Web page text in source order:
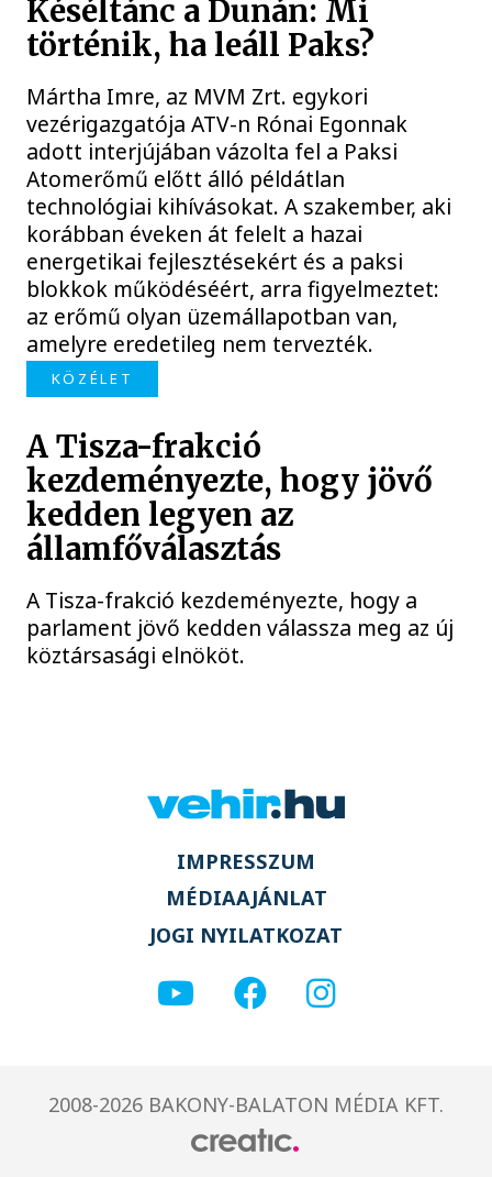
Késéltánc a Dunán: Mi
történik, ha leáll Paks?
Mártha Imre, az MVM Zrt. egykori
vezérigazgatója ATV-n Rónai Egonnak
adott interjújában vázolta fel a Paksi
Atomerőmű előtt álló példátlan
technológiai kihívásokat. A szakember, aki
korábban éveken át felelt a hazai
energetikai fejlesztésekért és a paksi
blokkok működéséért, arra figyelmeztet:
az erőmű olyan üzemállapotban van,
amelyre eredetileg nem tervezték.
KÖZÉLET
A Tisza-frakció
kezdeményezte, hogy jövő
kedden legyen az
államfőválasztás
A Tisza-frakció kezdeményezte, hogy a
parlament jövő kedden válassza meg az új
köztársasági elnököt.
IMPRESSZUM
MÉDIAAJÁNLAT
JOGI NYILATKOZAT
2008-2026 BAKONY-BALATON MÉDIA KFT.